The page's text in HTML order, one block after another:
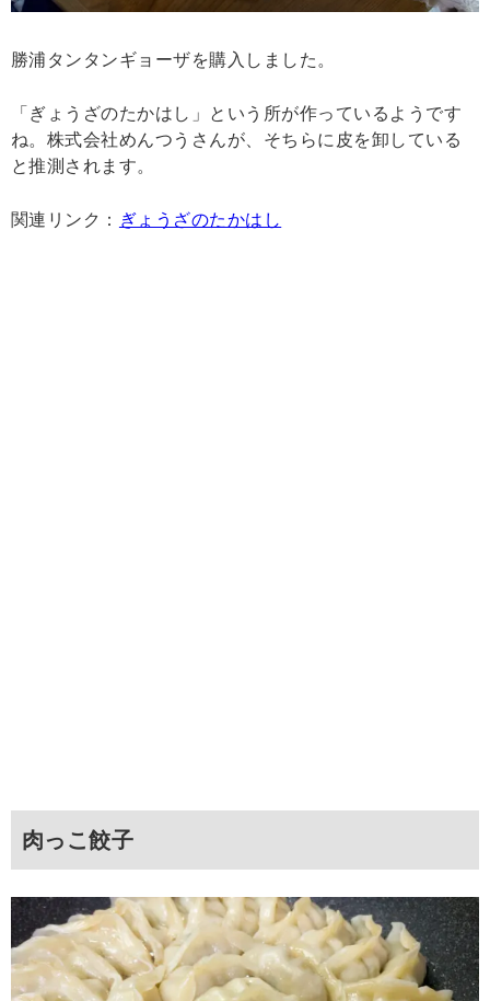
勝浦タンタンギョーザを購入しました。
「ぎょうざのたかはし」という所が作っているようです
ね。株式会社めんつうさんが、そちらに皮を卸している
と推測されます。
関連リンク： ぎょうざのたかはし
肉っこ餃子